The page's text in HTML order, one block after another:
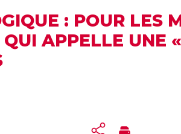
: POUR LES
APPELLE UNE